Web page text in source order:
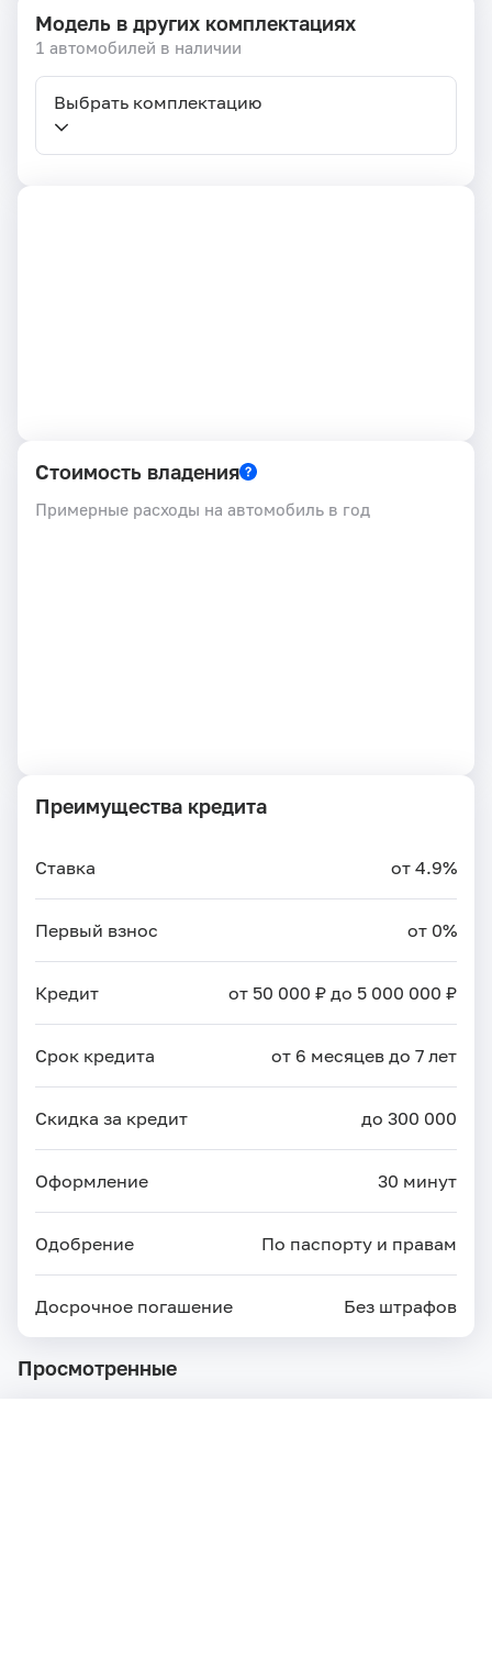
Модель в других комплектациях
1 автомобилей в наличии
Выбрать комплектацию
Стоимость владения
Примерные расходы на автомобиль в год
Преимущества кредита
Ставка от 4.9%
Первый взнос от 0%
Кредит от 50 000 ₽ до 5 000 000 ₽
Срок кредита от 6 месяцев до 7 лет
Скидка за кредит до 300 000
Оформление 30 минут
Одобрение По паспорту и правам
Досрочное погашение Без штрафов
Просмотренные